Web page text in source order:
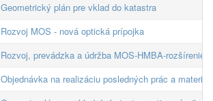
Geometrický plán pre vklad do katastra
Rozvoj MOS - nová optická prípojka
Rozvoj, prevádzka a údržba MOS-HMBA-rozšírenie
Objednávka na realizáciu posledných prác a